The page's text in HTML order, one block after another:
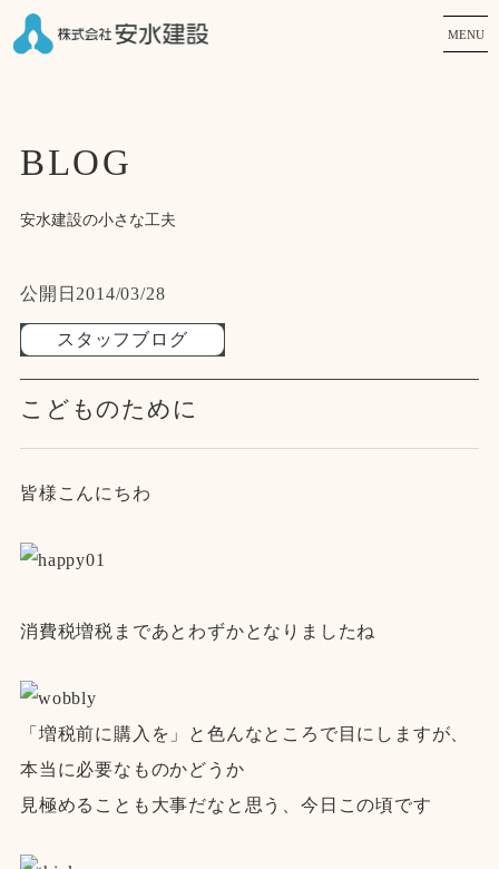
MENU
BLOG
安水建設の小さな工夫
公開日 2014/03/28
スタッフブログ
こどものために
皆様こんにちわ
消費税増税まであとわずかとなりましたね
「増税前に購入を」と色んなところで目にしますが、
本当に必要なものかどうか
見極めることも大事だなと思う、今日この頃です